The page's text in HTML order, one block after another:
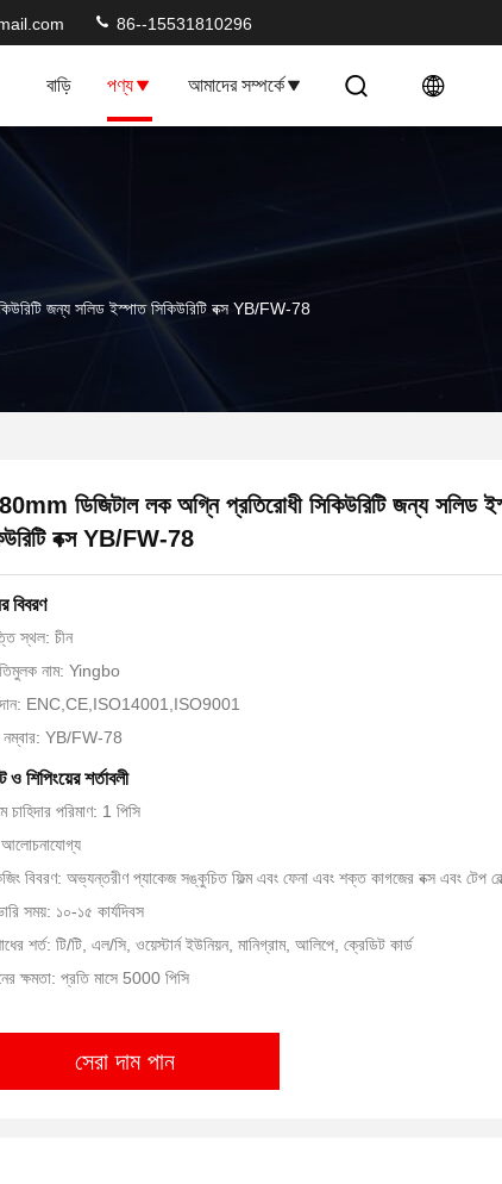
86--15531810296
বাড়ি পণ্য আমাদের সম্পর্কে
জন্য সলিড ইস্পাত সিকিউরিটি বক্স YB/FW-78
ডিজিটাল লক অগ্নি প্রতিরোধী সিকিউরিটি জন্য সলিড
বক্স YB/FW-78
বিবরণ
স্থল: চীন
নাম: Yingbo
ENC,CE,ISO14001,ISO9001
নম্বার: YB/FW-78
ও শিপিংয়ের শর্তাবলী
চাহিদার পরিমাণ: 1 পিসি
বিবরণ: অভ্যন্তরীণ প্যাকেজ সঙ্কুচিত ফিল্ম এবং ফেনা এবং শক্ত কাগজের বক্স এবং টেপ
সময়: ১০-১৫ কার্যদিবস
শর্ত: টি/টি, এল/সি, ওয়েস্টার্ন ইউনিয়ন, মানিগ্রাম, আলিপে, ক্রেডিট কার্ড
ক্ষমতা: প্রতি মাসে 5000 পিসি
সেরা দাম পান